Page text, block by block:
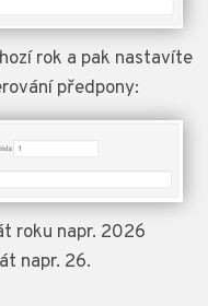
rok a pak nastavíte
předpony:
roku napr. 2026
napr. 26.